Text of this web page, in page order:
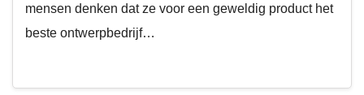
mensen denken dat ze voor een geweldig product het
beste ontwerpbedrijf…